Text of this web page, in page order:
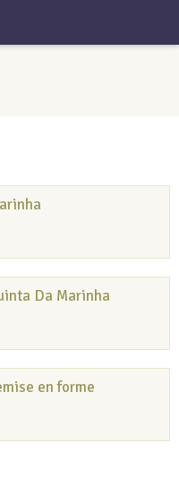
Da Marinha
en forme